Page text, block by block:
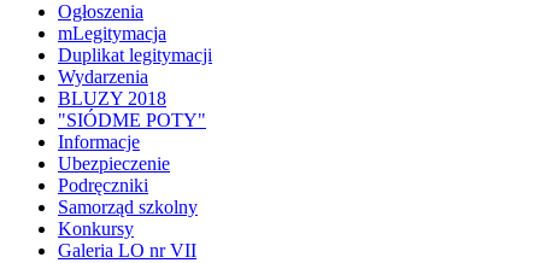
Ogłoszenia
mLegitymacja
Duplikat legitymacji
Wydarzenia
BLUZY 2018
"SIÓDME POTY"
Informacje
Ubezpieczenie
Podręczniki
Samorząd szkolny
Konkursy
Galeria LO nr VII